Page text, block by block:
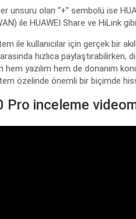
unsuru olan “+” sembolü ise
ile HUAWEI Share ve HiLink
ile kullanıcılar için gerçek bir
hızlıca
hem yazılım hem de donanım
özelinde önemli bir biçimde
Pro inceleme